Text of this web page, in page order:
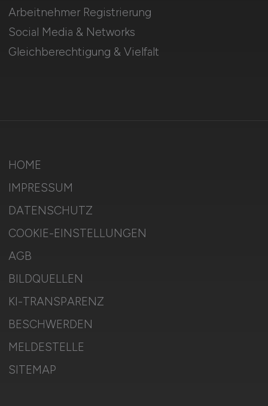
Arbeitnehmer Registrierung
Social Media & Networks
Gleichberechtigung & Vielfalt
HOME
IMPRESSUM
DATENSCHUTZ
COOKIE-EINSTELLUNGEN
AGB
BILDQUELLEN
KI-TRANSPARENZ
BESCHWERDEN
MELDESTELLE
SITEMAP